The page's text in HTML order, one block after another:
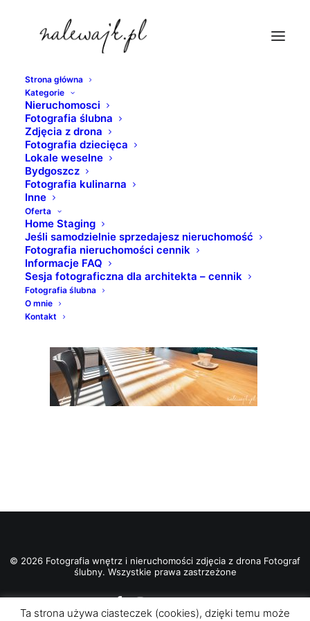
Strona główna
Kategorie
Nieruchomosci
Fotografia ślubna
Zdjęcia z drona
Fotografia dziecięca
Lokale weselne
Bydgoszcz
Fotografia kulinarna
Inne
Oferta
Home Staging
Jeśli samodzielnie sprzedajesz nieruchomość
Fotografia nieruchomości cennik
Informacje FAQ
Sesja fotograficzna dla architekta – cennik
Fotografia ślubna
O mnie
Kontakt
fotograf-nieruchomosci-torun
Strona Główna
Home staging | mieszkania domy biura hotele restauracje
gabinety pracownie sklepy i inne wnętrza
© 2026 Fotografia wnętrz i nieruchomości zdjęcia z drona Fotograf
ślubny. Wszystkie prawa zastrzeżone
Ta strona używa ciasteczek (cookies), dzięki temu może